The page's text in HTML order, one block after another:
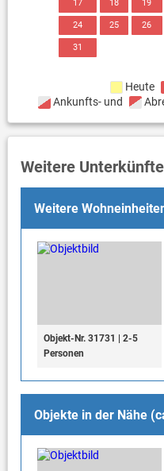
17 18 19
24 25 26
31
Heute
Ankunfts- und
Weitere Unterkünfte
Weitere
Objekt-Nr. 31731 | 2-5
Personen
Objekte in der Nähe